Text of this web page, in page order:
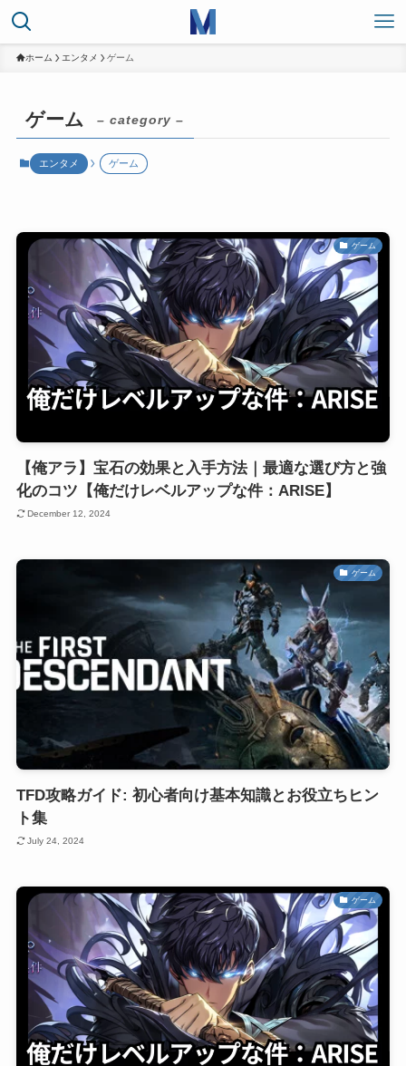
ホーム エンタメ ゲーム
ゲーム – category –
エンタメ ゲーム
ゲーム
【俺アラ】宝石の効果と入手方法｜最適な選び方と強
化のコツ【俺だけレベルアップな件：ARISE】
December 12, 2024
ゲーム
TFD攻略ガイド: 初心者向け基本知識とお役立ちヒン
ト集
July 24, 2024
ゲーム